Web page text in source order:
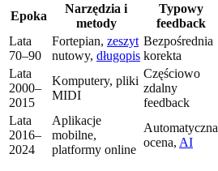
Epoka
Narzędzia i
metody
Typowy
feedback
Lata
70–90
Fortepian, zeszyt
nutowy, długopis
Bezpośrednia
korekta
Lata
2000–
2015
Komputery, pliki
MIDI
Częściowo
zdalny
feedback
Lata
2016–
2024
Aplikacje
mobilne,
platformy online
Automatyczna
ocena, AI